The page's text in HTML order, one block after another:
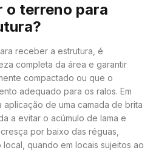
o terreno para
receber a estrutura, é
completa da área e garantir
compactado ou que o
adequado para os ralos. Em
a aplicação de uma camada de brita
a evitar o acúmulo de lama e
por baixo das réguas,
quando em locais sujeitos ao